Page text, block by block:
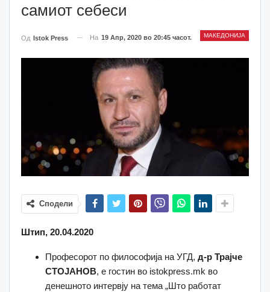
самиот себеси
МАКЕДОНИЈА
Од Istok Press На 19 Апр, 2020 во 20:45 часот.
Сподели
Штип, 20.04.2020
Професорот по философија на УГД, д-р Трајче
СТОЈАНОВ, е гостин во istokpress.mk во
денешното интервју на тема „Што работат